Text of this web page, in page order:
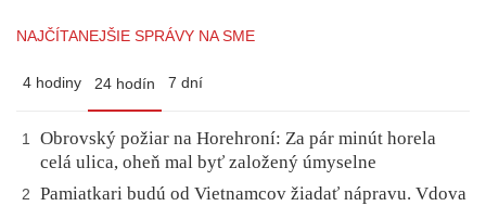
NAJČÍTANEJŠIE SPRÁVY NA SME
4 hodiny 24 hodín 7 dní
1
Obrovský požiar na Horehroní: Za pár minút horela
celá ulica, oheň mal byť založený úmyselne
2
Pamiatkari budú od Vietnamcov žiadať nápravu. Vdova